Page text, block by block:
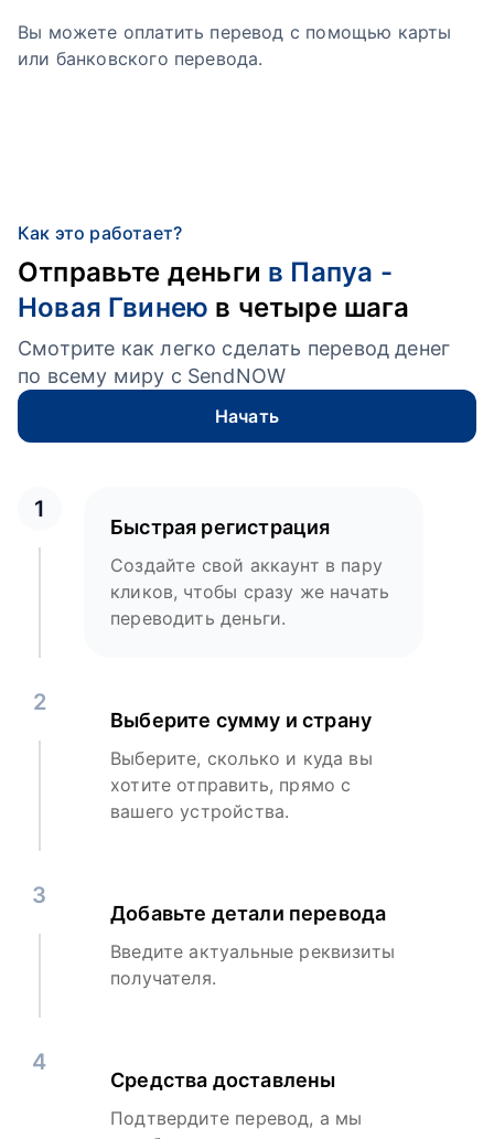
Вы можете оплатить перевод с помощью карты
или банковского перевода.
Как это работает?
Отправьте деньги в Папуа -
Новая Гвинею в четыре шага
Смотрите как легко сделать перевод денег
по всему миру с SendNOW
Начать
1
Быстрая регистрация
Создайте свой аккаунт в пару
кликов, чтобы сразу же начать
переводить деньги.
2
Выберите сумму и страну
Выберите, сколько и куда вы
хотите отправить, прямо с
вашего устройства.
3
Добавьте детали перевода
Введите актуальные реквизиты
получателя.
4
Средства доставлены
Подтвердите перевод, а мы